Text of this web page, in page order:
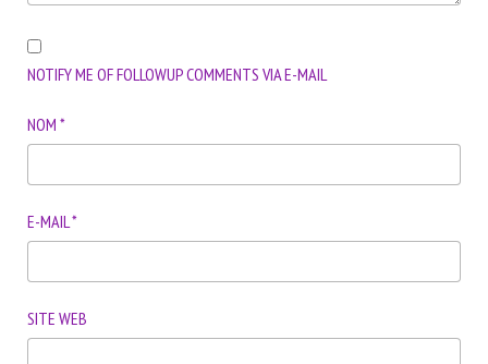
NOTIFY ME OF FOLLOWUP COMMENTS VIA E-MAIL
NOM *
E-MAIL*
SITE WEB